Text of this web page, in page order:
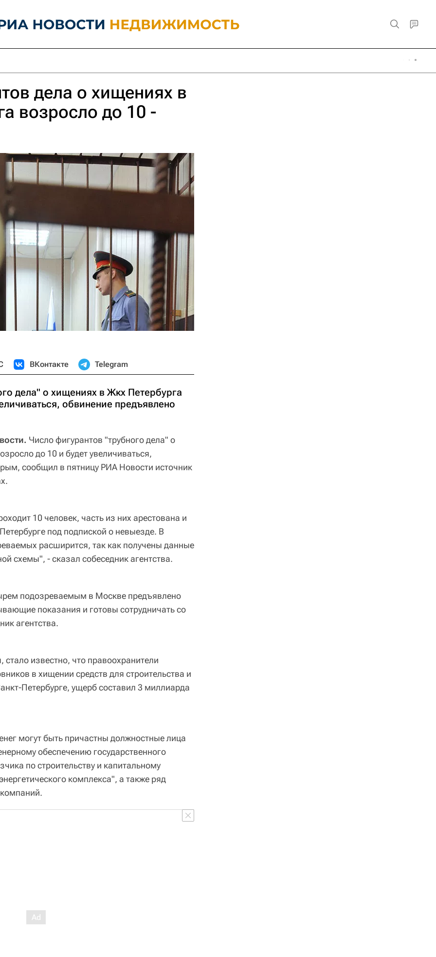
дела о хищениях в
возросло до 10 -
ВКонтакте Telegram
дела" о хищениях в Жкх Петербурга
обвинение предъявлено
Число фигурантов "трубного дела" о
до 10 и будет увеличиваться,
сообщил в пятницу РИА Новости источник
10 человек, часть из них арестована и
под подпиской о невыезде. В
расширится, так как получены данные
схемы", - сказал собеседник агентства.
подозреваемым в Москве предъявлено
показания и готовы сотрудничать со
агентства.
известно, что правоохранители
в хищении средств для строительства и
Петербурге, ущерб составил 3 миллиарда
могут быть причастны должностные лица
обеспечению государственного
по строительству и капитальному
комплекса", а также ряд